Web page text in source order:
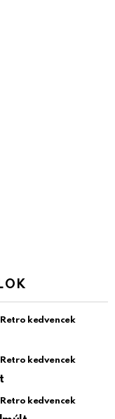
Retro kedvencek
Retro kedvencek
Retro kedvencek